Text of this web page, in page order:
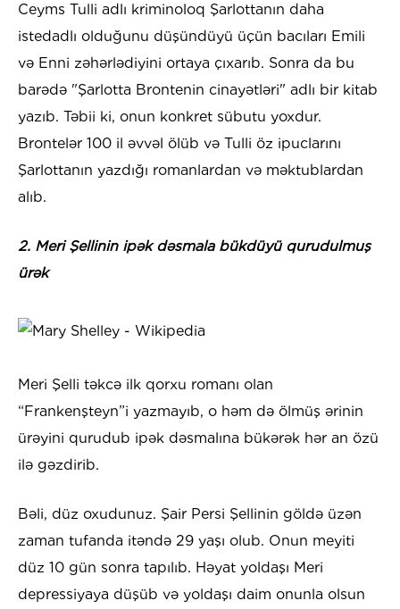
Ceyms Tulli adlı kriminoloq Şarlottanın daha
istedadlı olduğunu düşündüyü üçün bacıları Emili
və Enni zəhərlədiyini ortaya çıxarıb. Sonra da bu
barədə "Şarlotta Brontenin cinayətləri" adlı bir kitab
yazıb. Təbii ki, onun konkret sübutu yoxdur.
Brontelər 100 il əvvəl ölüb və Tulli öz ipuclarını
Şarlottanın yazdığı romanlardan və məktublardan
alıb.
2. Meri Şellinin ipək dəsmala bükdüyü qurudulmuş
ürək
Meri Şelli təkcə ilk qorxu romanı olan
“Frankenşteyn”i yazmayıb, o həm də ölmüş ərinin
ürəyini qurudub ipək dəsmalına bükərək hər an özü
ilə gəzdirib.
Bəli, düz oxudunuz. Şair Persi Şellinin göldə üzən
zaman tufanda itəndə 29 yaşı olub. Onun meyiti
düz 10 gün sonra tapılıb. Həyat yoldaşı Meri
depressiyaya düşüb və yoldaşı daim onunla olsun